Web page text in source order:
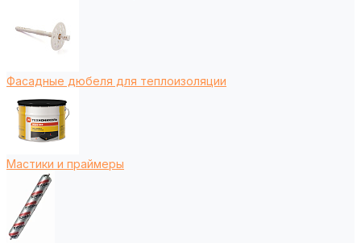
Фасадные дюбеля для теплоизоляции
Мастики и праймеры